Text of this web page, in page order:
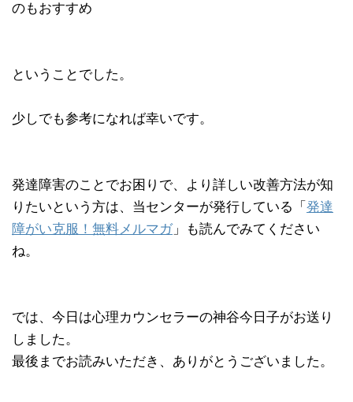
のもおすすめ
ということでした。
少しでも参考になれば幸いです。
発達障害のことでお困りで、より詳しい改善方法が知
りたいという方は、当センターが発行している「 発達
障がい克服！無料メルマガ」も読んでみてください
ね。
では、今日は心理カウンセラーの神谷今日子がお送り
しました。
最後までお読みいただき、ありがとうございました。